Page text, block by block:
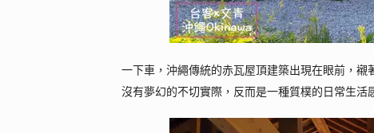
一下車，沖繩傳統的赤瓦屋頂建築出現在眼前，襯
沒有夢幻的不切實際，反而是一種質樸的日常生活